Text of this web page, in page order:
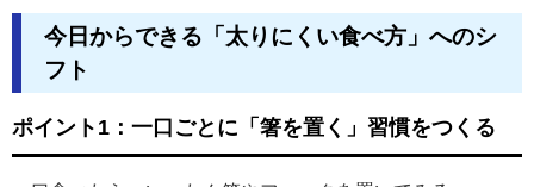
今日からできる「太りにくい食べ方」へのシ
フト
ポイント1：一口ごとに「箸を置く」習慣をつくる